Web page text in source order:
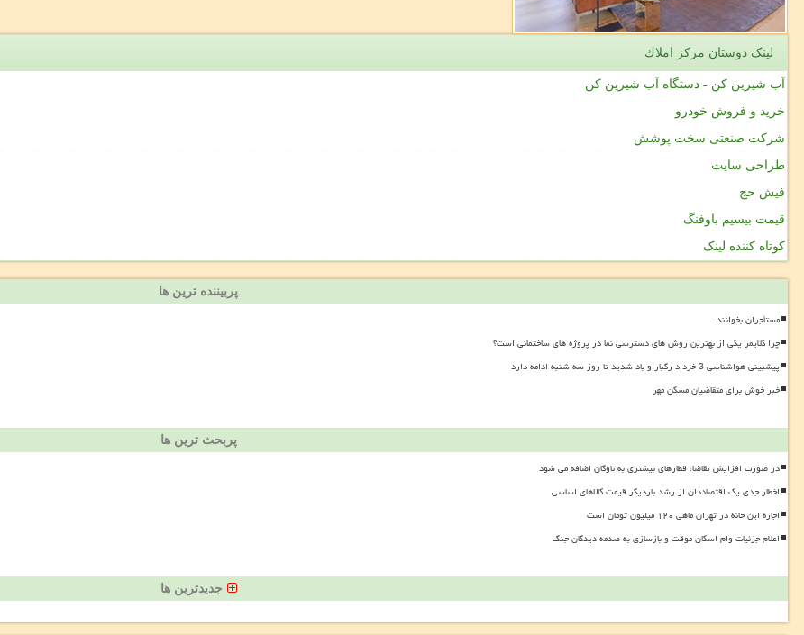
لینک دوستان مركز املاك
آب شیرین کن - دستگاه آب شیرین کن
خرید و فروش خودرو
شرکت صنعتی سخت پوشش
طراحی سایت
فیش حج
قیمت بیسیم باوفنگ
کوتاه کننده لینک
پربیننده ترین ها
مستأجران بخوانند
چرا کلایمر یکی از بهترین روش های دسترسی نما در پروژه های ساختمانی است؟
پیشبینی هواشناسی 3 خرداد رگبار و باد شدید تا روز سه شنبه ادامه دارد
خبر خوش برای متقاضیان مسکن مهر
پربحث ترین ها
در صورت افزایش تقاضا، قطارهای بیشتری به ناوگان اضافه می شود
اخطار جدی یک اقتصاددان از رشد باردیگر قیمت کالاهای اساسی
اجاره این خانه در تهران ماهی ۱۲۰ میلیون تومان است
اعلام جزئیات وام اسکان موقت و بازسازی به صدمه دیدگان جنگ
جدیدترین ها